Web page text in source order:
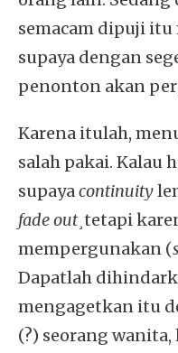
semacam dipuji
supaya dengan
penonton akan
Karena itulah,
salah pakai. Kalau
supayacontinuity
fade out¸tetapi
mempergunakan (
Dapatlah
mengagetkan itu
(?) seorang wanita,